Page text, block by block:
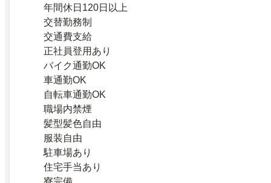
年間休日120日以上
交替勤務制
交通費支給
正社員登用あり
バイク通勤OK
車通勤OK
自転車通勤OK
職場内禁煙
髪型髪色自由
服装自由
駐車場あり
住宅手当あり